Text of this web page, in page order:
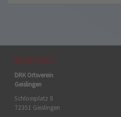
KONTAKT
DRK Ortsverein
Geislingen
Schlossplatz 8
72351 Geislingen